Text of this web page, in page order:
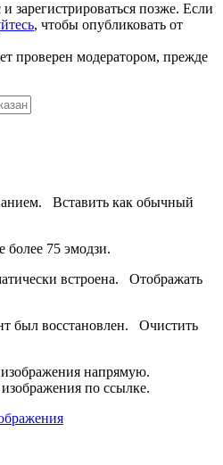
зарегистрироваться позже. Если
, чтобы опубликовать от
проверен модератором, прежде
Вставить как обычный
более 75 эмодзи.
встроена. Отображать
был восстановлен. Очистить
напрямую.
по ссылке.